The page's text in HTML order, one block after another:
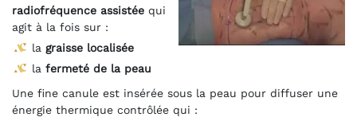
radiofréquence assistée qui
agit à la fois sur :
la graisse localisée
la fermeté de la peau
Une fine canule est insérée sous la peau pour diffuser une
énergie thermique contrôlée qui :